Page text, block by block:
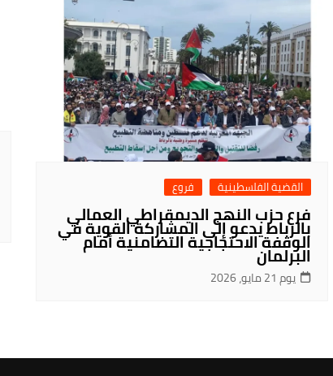
القضية الفلسطينية فروع
فرع حزب النهج الديمقراطي العمالي
بالرباط يدعو إلى المشاركة القوية في
الوقفة الاحتجاجية التضامنية أمام
البرلمان
يوم 21 مايو، 2026